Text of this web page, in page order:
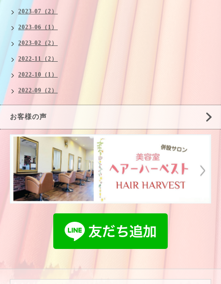
2023-07（2）
2023-06（1）
2023-02（2）
2022-11（2）
2022-10（1）
2022-09（2）
お客様の声